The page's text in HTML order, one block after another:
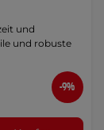
und
und robuste
-9%